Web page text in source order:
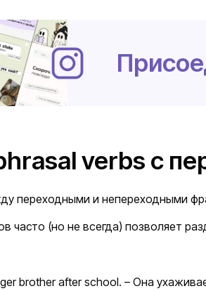
verbs с
переходными и непереходными
часто (но не всегда) позволяет
brother after school. – Она